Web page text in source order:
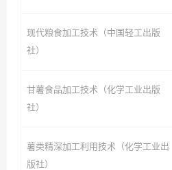
现代粮食加工技术（中国轻工出版
社）
甘薯食品加工技术（化学工业出版
社）
薯类精深加工利用技术（化学工业出
版社）